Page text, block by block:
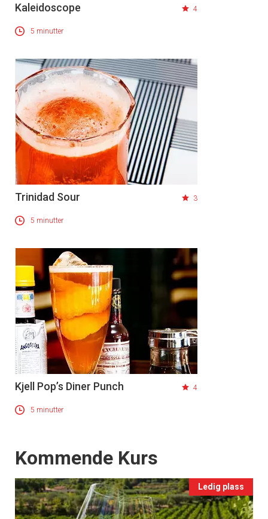
Kaleidoscope 4
5 minutter
Trinidad Sour 3
5 minutter
Kjell Pop’s Diner Punch 4
5 minutter
Events
Kommende Kurs
Ledig plass